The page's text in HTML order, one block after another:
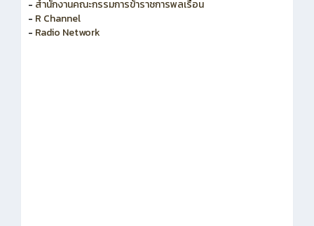
- สำนักงานคณะกรรมการข้าราชการพลเรือน
- R Channel
- Radio Network